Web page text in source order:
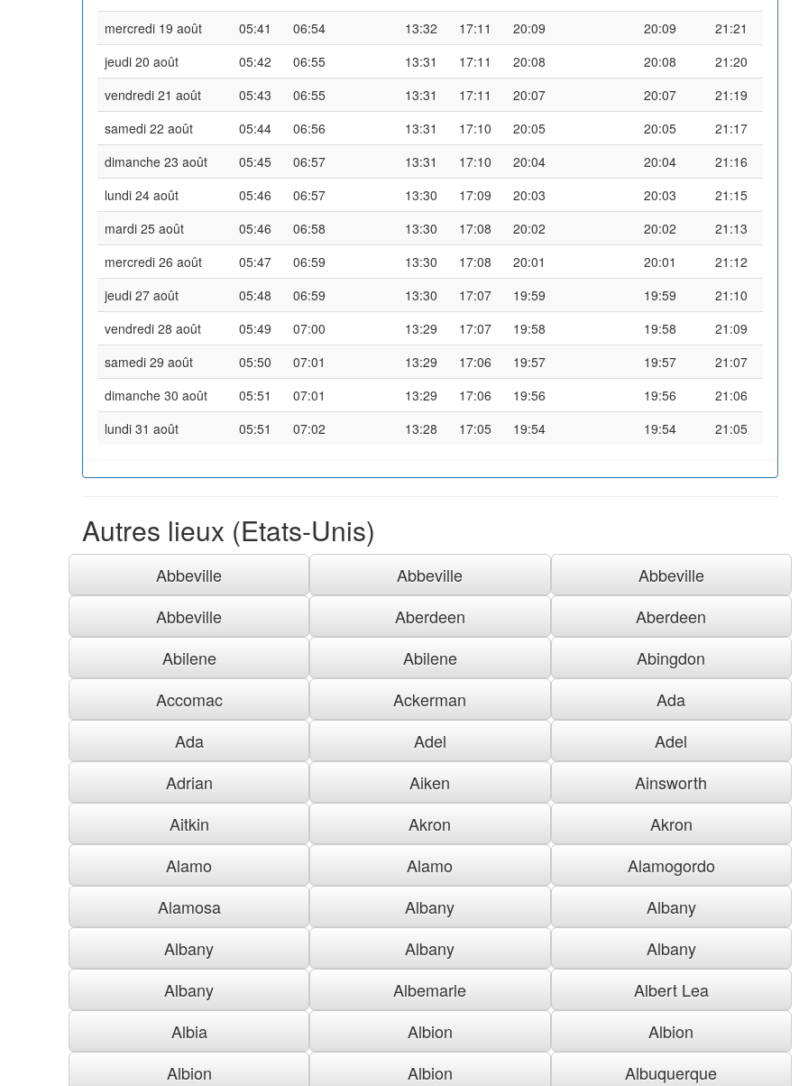
mercredi 19 août
05:41 06:54 13:32 17:11 20:09 20:09
21:21
jeudi 20 août
05:42 06:55 13:31 17:11 20:08 20:08
21:20
vendredi 21 août
05:43 06:55 13:31 17:11 20:07 20:07
21:19
samedi 22 août
05:44 06:56 13:31 17:10 20:05 20:05
21:17
dimanche 23 août
05:45 06:57 13:31 17:10 20:04 20:04
21:16
lundi 24 août
05:46 06:57 13:30 17:09 20:03 20:03
21:15
mardi 25 août
05:46 06:58 13:30 17:08 20:02 20:02
21:13
mercredi 26 août
05:47 06:59 13:30 17:08 20:01 20:01
21:12
jeudi 27 août
05:48 06:59 13:30 17:07 19:59 19:59
21:10
vendredi 28 août
05:49 07:00 13:29 17:07 19:58 19:58
21:09
samedi 29 août
05:50 07:01 13:29 17:06 19:57 19:57
21:07
dimanche 30 août
05:51 07:01 13:29 17:06 19:56 19:56
21:06
lundi 31 août
05:51 07:02 13:28 17:05 19:54 19:54 21:05
Autres lieux (Etats-Unis)
Abbeville Abbeville
Abbeville
Abbeville
Aberdeen
Aberdeen
Abilene
Abilene
Abingdon
Accomac
Ackerman
Ada
Ada
Adel
Adel
Adrian
Aiken
Ainsworth
Aitkin
Akron
Akron
Alamo
Alamo
Alamogordo
Alamosa
Albany
Albany
Albany
Albany
Albany
Albany
Albemarle
Albert Lea
Albia
Albion
Albion
Albion
Albion Albuquerque